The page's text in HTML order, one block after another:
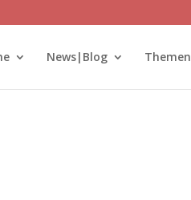
News|Blog Themen